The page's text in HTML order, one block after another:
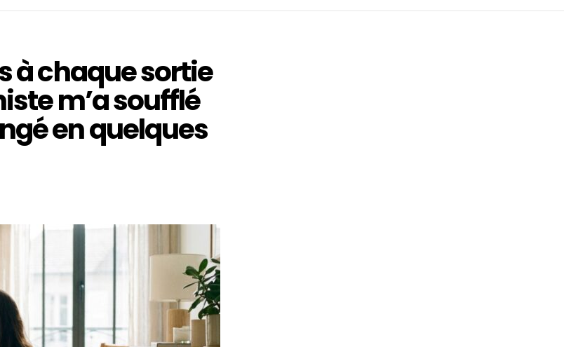
à chaque sortie
m’a soufflé
en quelques